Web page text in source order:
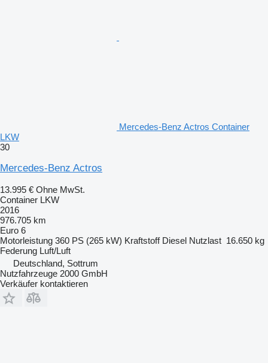
Mercedes-Benz Actros Container
LKW
30
Mercedes-Benz Actros
13.995 € Ohne MwSt.
Container LKW
2016
976.705 km
Euro 6
Motorleistung 360 PS (265 kW) Kraftstoff Diesel Nutzlast 16.650 kg
Federung Luft/Luft
Deutschland, Sottrum
Nutzfahrzeuge 2000 GmbH
Verkäufer kontaktieren